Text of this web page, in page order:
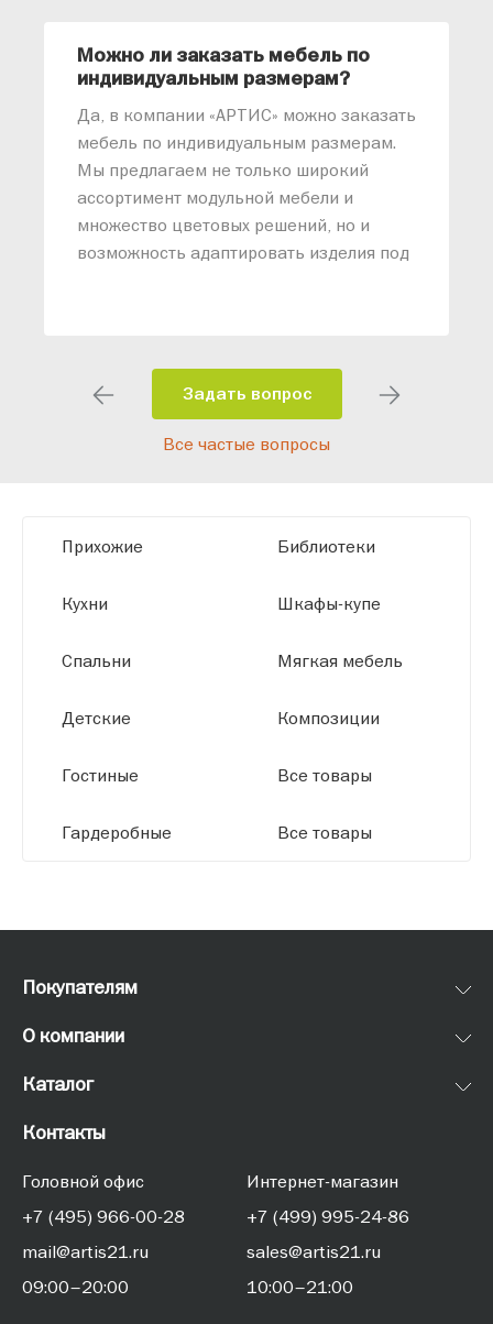
Можно ли заказать мебель по
индивидуальным размерам?
Да, в компании «АРТИС» можно заказать
мебель по индивидуальным размерам.
Мы предлагаем не только широкий
ассортимент модульной мебели и
множество цветовых решений, но и
возможность адаптировать изделия под
помещения и личные пожелания.
Благодаря современному
высокотехнологичному оборудованию
размерам.
Задать вопрос
Все частые вопросы
Прихожие
Кухни
Спальни
Детские
Гостиные
Гардеробные
Библиотеки
Шкафы-купе
Мягкая мебель
Композиции
Все товары
Все товары
Покупателям
О компании
Каталог
Контакты
Головной офис
+7 (495) 966-00-28
mail@artis21.ru
09:00–20:00
Интернет-магазин
+7 (499) 995-24-86
sales@artis21.ru
10:00–21:00